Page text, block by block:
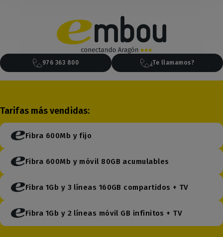
976 363 800 ¿Te llamamos?
Tarifas más vendidas:
Fibra 600Mb y fijo
Fibra 600Mb y móvil 80GB acumulables
Fibra 1Gb y 3 líneas 160GB compartidos + TV
Fibra 1Gb y 2 líneas móvil GB infinitos + TV